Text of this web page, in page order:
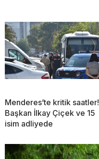
Menderes’te kritik saatler!
Başkan İlkay Çiçek ve 15
isim adliyede